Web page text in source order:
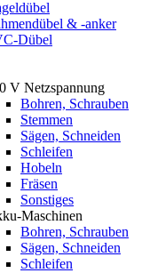
& -anker
Dübel
V Netzspannung
Bohren, Schrauben
Stemmen
Sägen, Schneiden
Schleifen
Hobeln
Fräsen
Sonstiges
Maschinen
Bohren, Schrauben
Sägen, Schneiden
Schleifen